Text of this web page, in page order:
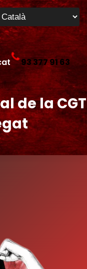
Cornellà
93 377 91 63
de la CGT